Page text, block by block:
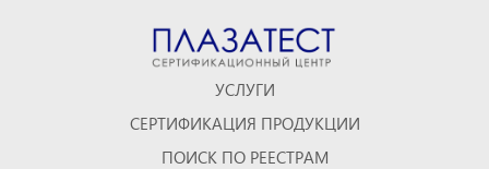
УСЛУГИ
СЕРТИФИКАЦИЯ ПРОДУКЦИИ
ПОИСК ПО РЕЕСТРАМ